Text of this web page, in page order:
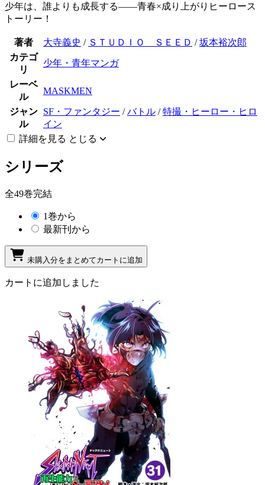
少年は、誰よりも成長する――青春×成り上がりヒーロース
トーリー！
著者 大寺義史 / ＳＴＵＤＩＯ ＳＥＥＤ /坂本裕次郎
カテゴ
リ
少年・青年マンガ
レーベ
ル
MASKMEN
ジャン
ル
SF・ファンタジー /バトル /特撮・ヒーロー・ヒロ
イン
詳細を見る とじる
シリーズ
全49巻完結
1巻から
最新刊から
未購入分をまとめてカートに追加
カートに追加しました